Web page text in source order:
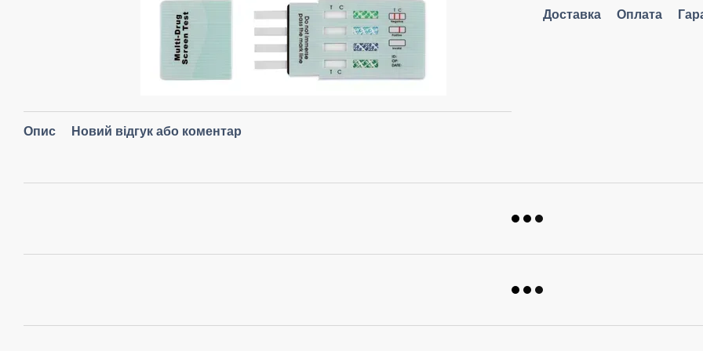
Опис Новий відгук або коментар
Доставка Оплата